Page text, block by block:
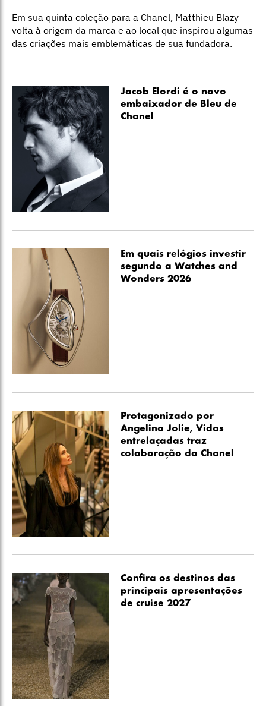
Em sua quinta coleção para a Chanel, Matthieu Blazy
volta à origem da marca e ao local que inspirou algumas
das criações mais emblemáticas de sua fundadora.
Jacob Elordi é o novo
embaixador de Bleu de
Chanel
Em quais relógios investir
segundo a Watches and
Wonders 2026
Protagonizado por
Angelina Jolie, Vidas
entrelaçadas traz
colaboração da Chanel
Confira os destinos das
principais apresentações
de cruise 2027